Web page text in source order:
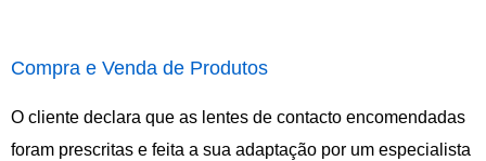
Compra e Venda de Produtos
O cliente declara que as lentes de contacto encomendadas
foram prescritas e feita a sua adaptação por um especialista